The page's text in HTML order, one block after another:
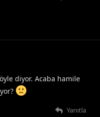
diyor. Acaba hamile
Yanıtla